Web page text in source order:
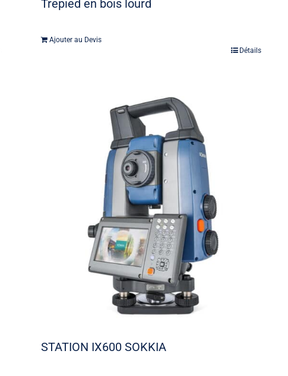
Trepied en bois lourd
Ajouter au Devis
Détails
STATION IX600 SOKKIA